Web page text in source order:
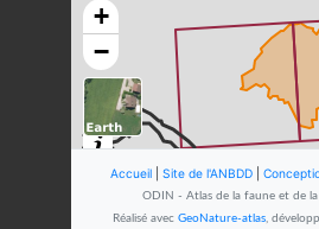
Dernière
Mésange
44
observations
Mésange
+
−
Accueil Site de l'ANBDD
ODIN - Atlas de la faune et de
Réalisé avec GeoNature-atlas,